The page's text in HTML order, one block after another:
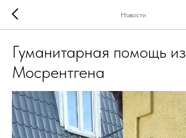
Новости
Гуманитарная помощь из
Мосрентгена